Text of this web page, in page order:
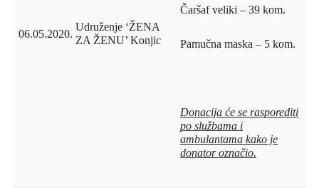
06.05.2020.
Udruženje ‘ŽENA
ZA ŽENU’ Konjic
Čaršaf veliki – 39 kom.
Pamučna maska – 5 kom.
Donacija će se rasporediti
po službama i
ambulantama kako je
donator označio.